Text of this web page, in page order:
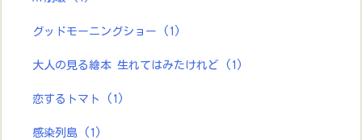
グッドモーニングショー (1)
大人の見る繪本 生れてはみたけれど (1)
恋するトマト (1)
感染列島 (1)